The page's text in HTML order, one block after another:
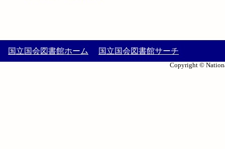
国立国会図書館ホーム 国立国会図書館サーチ
Copyright ©